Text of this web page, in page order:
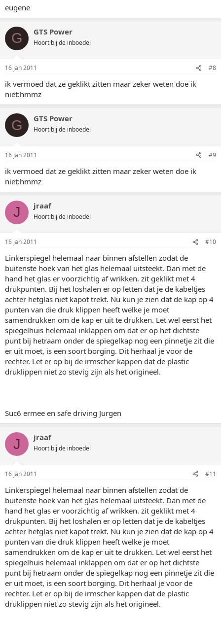
eugene
G GTS Power
Hoort bij de inboedel
16 jan 2011 #8
ik vermoed dat ze geklikt zitten maar zeker weten doe ik
niet:hmmz
G GTS Power
Hoort bij de inboedel
16 jan 2011 #9
ik vermoed dat ze geklikt zitten maar zeker weten doe ik
niet:hmmz
J jraaf
Hoort bij de inboedel
16 jan 2011 #10
Linkerspiegel helemaal naar binnen afstellen zodat de
buitenste hoek van het glas helemaal uitsteekt. Dan met de
hand het glas er voorzichtig af wrikken. zit geklikt met 4
drukpunten. Bij het loshalen er op letten dat je de kabeltjes
achter hetglas niet kapot trekt. Nu kun je zien dat de kap op 4
punten van die druk klippen heeft welke je moet
samendrukken om de kap er uit te drukken. Let wel eerst het
spiegelhuis helemaal inklappen om dat er op het dichtste
punt bij hetraam onder de spiegelkap nog een pinnetje zit die
er uit moet, is een soort borging. Dit herhaal je voor de
rechter. Let er op bij de irmscher kappen dat de plastic
druklippen niet zo stevig zijn als het origineel.
Suc6 ermee en safe driving Jurgen
J jraaf
Hoort bij de inboedel
16 jan 2011 #11
Linkerspiegel helemaal naar binnen afstellen zodat de
buitenste hoek van het glas helemaal uitsteekt. Dan met de
hand het glas er voorzichtig af wrikken. zit geklikt met 4
drukpunten. Bij het loshalen er op letten dat je de kabeltjes
achter hetglas niet kapot trekt. Nu kun je zien dat de kap op 4
punten van die druk klippen heeft welke je moet
samendrukken om de kap er uit te drukken. Let wel eerst het
spiegelhuis helemaal inklappen om dat er op het dichtste
punt bij hetraam onder de spiegelkap nog een pinnetje zit die
er uit moet, is een soort borging. Dit herhaal je voor de
rechter. Let er op bij de irmscher kappen dat de plastic
druklippen niet zo stevig zijn als het origineel.